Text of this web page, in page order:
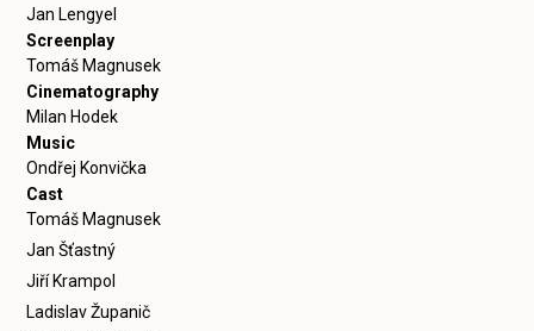
Jan Lengyel
Screenplay
Tomáš Magnusek
Cinematography
Milan Hodek
Music
Ondřej Konvička
Cast
Tomáš Magnusek
Jan Šťastný
Jiří Krampol
Ladislav Županič